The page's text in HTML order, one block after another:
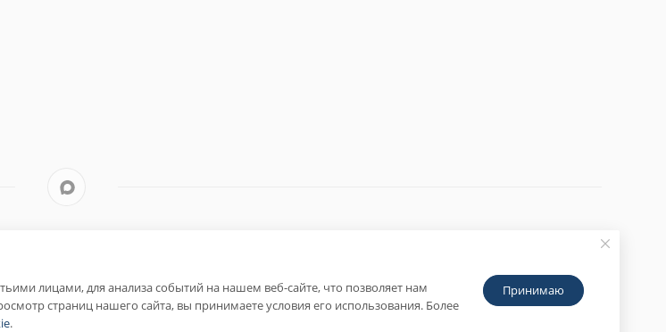
лицами, для анализа событий на нашем веб-сайте, что позволяет нам
страниц нашего сайта, вы принимаете условия его использования. Более
.
Принимаю